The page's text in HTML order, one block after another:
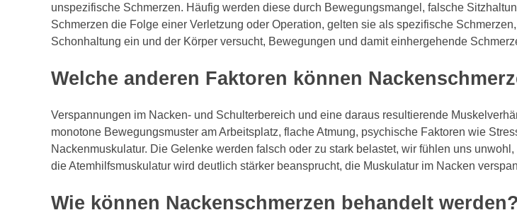
unspezifische Schmerzen. Häufig werden diese durch Bewegungsmangel, falsche
Schmerzen die Folge einer Verletzung oder Operation, gelten sie als spezifische
Schonhaltung ein und der Körper versucht, Bewegungen und damit einhergehende
Welche anderen Faktoren können
Verspannungen im Nacken- und Schulterbereich und eine daraus resultierende
monotone Bewegungsmuster am Arbeitsplatz, flache Atmung, psychische Faktoren wie
Nackenmuskulatur. Die Gelenke werden falsch oder zu stark belastet, wir fühlen uns
die Atemhilfsmuskulatur wird deutlich stärker beansprucht, die Muskulatur im Nacken
Wie können Nackenschmerzen behandelt werden?